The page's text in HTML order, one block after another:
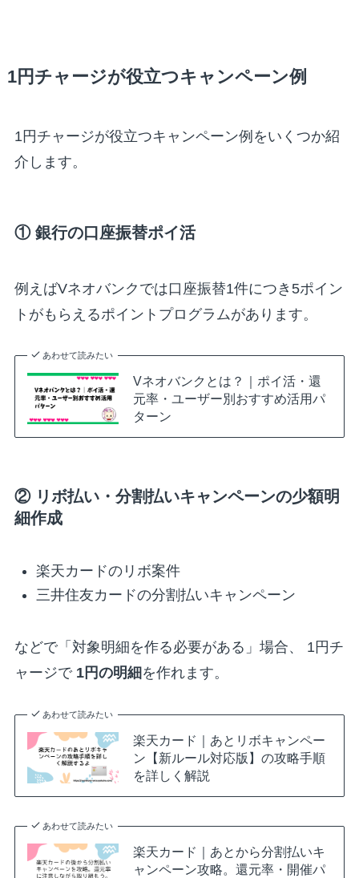
1円チャージが役立つキャンペーン例
1円チャージが役立つキャンペーン例をいくつか紹
介します。
① 銀行の口座振替ポイ活
例えばVネオバンクでは口座振替1件につき5ポイン
トがもらえるポイントプログラムがあります。
あわせて読みたい
Vネオバンクとは？｜ポイ活・還
元率・ユーザー別おすすめ活用パ
ターン
② リボ払い・分割払いキャンペーンの少額明
細作成
楽天カードのリボ案件
三井住友カードの分割払いキャンペーン
などで「対象明細を作る必要がある」場合、 1円チ
ャージで 1円の明細 を作れます。
あわせて読みたい
楽天カード｜あとリボキャンペー
ン【新ルール対応版】の攻略手順
を詳しく解説
あわせて読みたい
楽天カード｜あとから分割払いキ
ャンペーン攻略。還元率・開催パ